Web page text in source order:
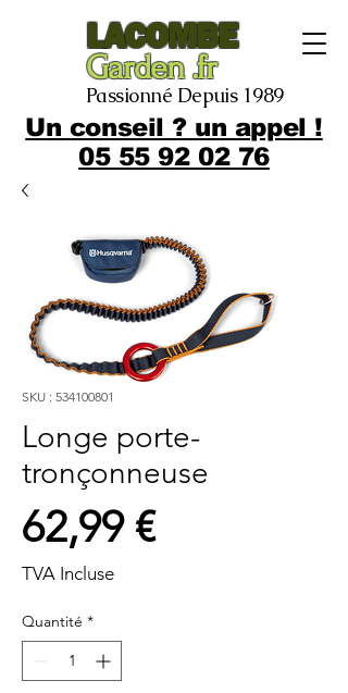
LACOMBE
Garden .fr
Passionné Depuis 1989
Un conseil ? un appel !
05 55 92 02 76
SKU : 534100801
Longe porte-
tronçonneuse
62,99 €Prix
TVA Incluse
Quantité *